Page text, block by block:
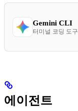
Gemini CLI
터미널 코딩 도구
에이전트